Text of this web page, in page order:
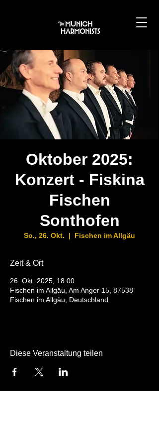
Oktober 2025:
Konzert - Fiskina
Fischen
Sonthofen
So., 26. Okt.
  |
Fischen im Allgäu
Zeit & Ort
26. Okt. 2025, 18:00
Fischen im Allgäu, Am Anger 15, 87538
Fischen im Allgäu, Deutschland
Diese Veranstaltung teilen